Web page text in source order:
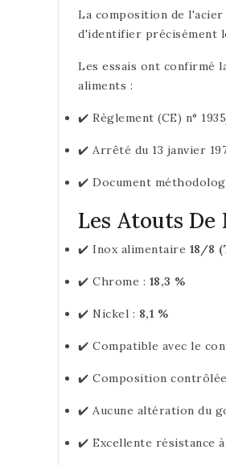
La composition de
d'identifier précisément
Les essais ont confirmé
aliments :
✔️ Règlement (CE) n°
✔️ Arrêté du 13 janvier
✔️ Document
Les Atouts
✔️ Inox alimentaire 18/8
✔️ Chrome : 18,3 %
✔️ Nickel : 8,1 %
✔️ Compatible avec le
✔️ Composition
✔️ Aucune altération du
✔️ Excellente résistance